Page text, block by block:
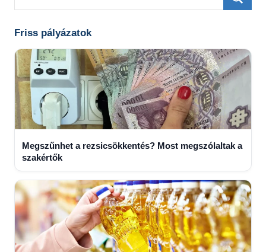
for:
Friss pályázatok
Megszűnhet a rezsicsökkentés? Most megszólaltak a
szakértők